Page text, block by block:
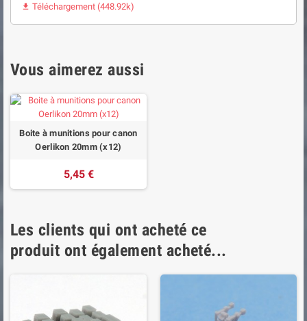
 Téléchargement (448.92k)
Vous aimerez aussi
Boite à munitions pour canon
Oerlikon 20mm (x12)
5,45 €
Les clients qui ont acheté ce
produit ont également acheté...